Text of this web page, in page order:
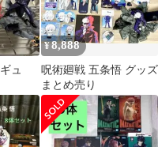
ュ
¥8,888
呪術廻戦 五条悟 グッズ
まとめ売り